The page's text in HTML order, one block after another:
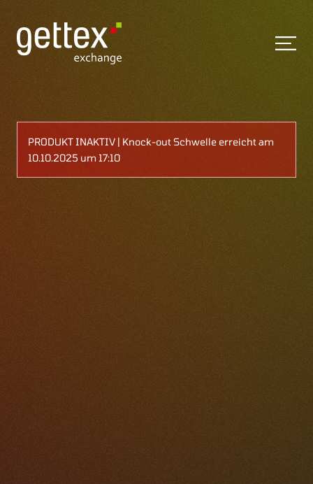
PRODUKT INAKTIV | Knock-out Schwelle erreicht am
10.10.2025 um 17:10